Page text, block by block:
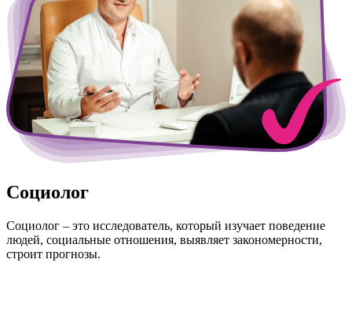
Социолог
Социолог – это исследователь, который изучает поведение
людей, социальные отношения, выявляет закономерности,
строит прогнозы.